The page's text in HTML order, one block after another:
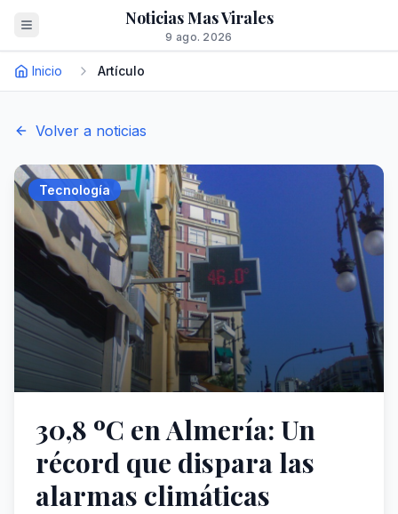
Noticias Mas Virales
9 ago. 2026
Inicio Artículo
Volver a noticias
Tecnología
30,8 ºC en Almería: Un
récord que dispara las
alarmas climáticas